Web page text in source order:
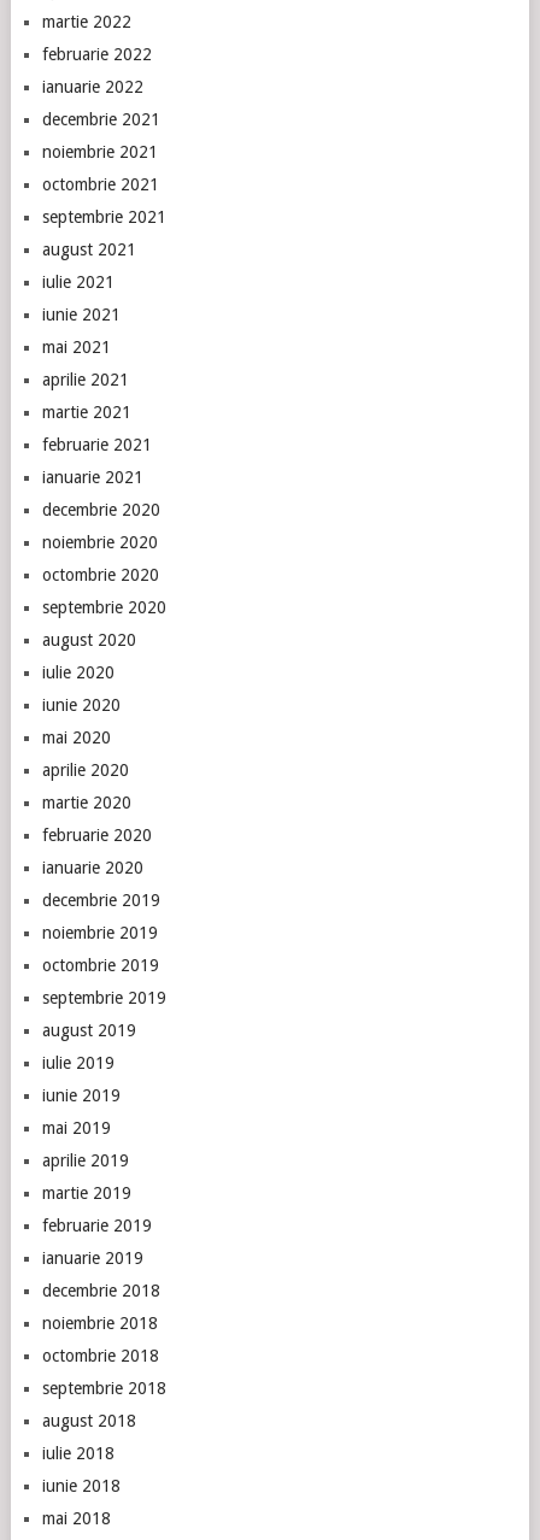
martie 2022
februarie 2022
ianuarie 2022
decembrie 2021
noiembrie 2021
octombrie 2021
septembrie 2021
august 2021
iulie 2021
iunie 2021
mai 2021
aprilie 2021
martie 2021
februarie 2021
ianuarie 2021
decembrie 2020
noiembrie 2020
octombrie 2020
septembrie 2020
august 2020
iulie 2020
iunie 2020
mai 2020
aprilie 2020
martie 2020
februarie 2020
ianuarie 2020
decembrie 2019
noiembrie 2019
octombrie 2019
septembrie 2019
august 2019
iulie 2019
iunie 2019
mai 2019
aprilie 2019
martie 2019
februarie 2019
ianuarie 2019
decembrie 2018
noiembrie 2018
octombrie 2018
septembrie 2018
august 2018
iulie 2018
iunie 2018
mai 2018